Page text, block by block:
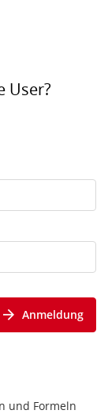
User?
Anmeldung
und Formeln